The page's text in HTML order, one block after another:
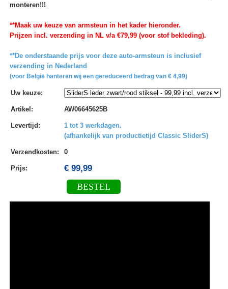
monteren!!!
**Maak uw keuze van armsteun in het kader hieronder.
Prijzen incl. verzending in NL v/a €79,99 (voor stof bekleding).
**De onderstaande prijs voor deze auto-armsteun is inclusief
verzending in Nederland
(voor Belgie hanteren wij een gereduceerd bedrag van € 4,99)
Uw keuze:
Artikel : AW06645625B
Levertijd :
1 tot 3 werkdagen.
(afhankelijk van productietijd Classic SliderS)
Verzendkosten: 0
Prijs: € 99,99
BESTEL